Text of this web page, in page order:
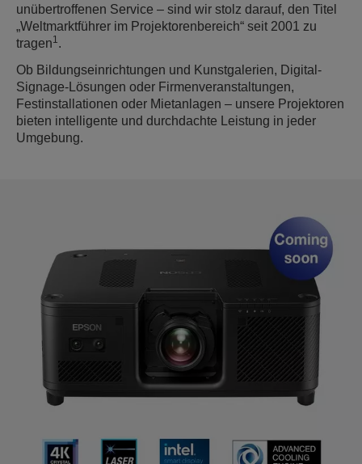
unübertroffenen Service – sind wir stolz darauf, den Titel
„Weltmarktführer im Projektorenbereich“ seit 2001 zu
tragen1.
Ob Bildungseinrichtungen und Kunstgalerien, Digital-
Signage-Lösungen oder Firmenveranstaltungen,
Festinstallationen oder Mietanlagen – unsere Projektoren
bieten intelligente und durchdachte Leistung in jeder
Umgebung.